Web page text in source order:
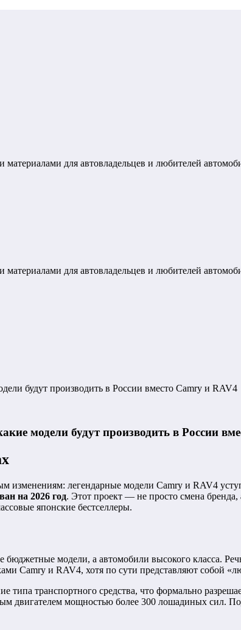
для автовладельцев и любителей
для автовладельцев и любителей
будут производить в России вместо Camry и RAV4
модели будут производить в России
изменениям: легендарные модели Camry и RAV4
на 2026 год. Этот проект — не просто смена
японские бестселлеры.
бюджетные модели, а автомобили высокого класса.
Camry и RAV4, хотя по сути представляют собой
транспортного средства, что формально
двигателем мощностью более 300 лошадиных сил.